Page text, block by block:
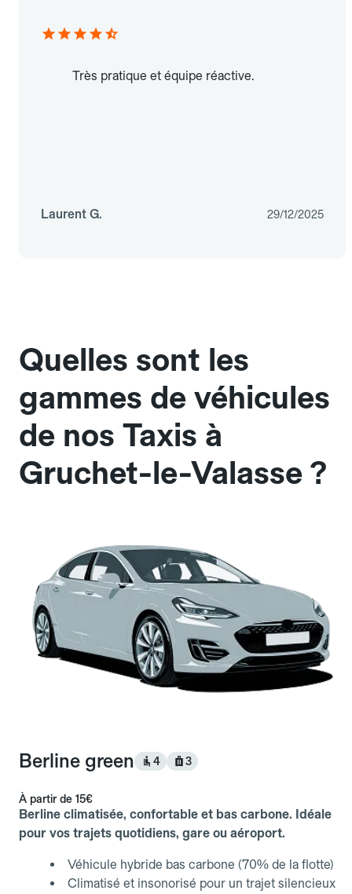
Très pratique et équipe réactive.
Laurent G. 29/12/2025
Quelles sont les
gammes de véhicules
de nos Taxis à
Gruchet-le-Valasse ?
Berline green 4 3
À partir de 15€
Berline climatisée, confortable et bas carbone. Idéale
pour vos trajets quotidiens, gare ou aéroport.
Véhicule hybride bas carbone (70% de la flotte)
Climatisé et insonorisé pour un trajet silencieux